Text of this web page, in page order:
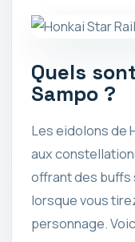
Quels
Sampo ?
Les eidolons de
aux
offrant des
lorsque vous
personnage.